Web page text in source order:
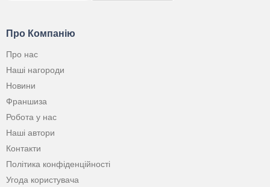
Про Компанію
Про нас
Наші нагороди
Новини
Франшиза
Робота у нас
Наші автори
Контакти
Політика конфіденційності
Угода користувача